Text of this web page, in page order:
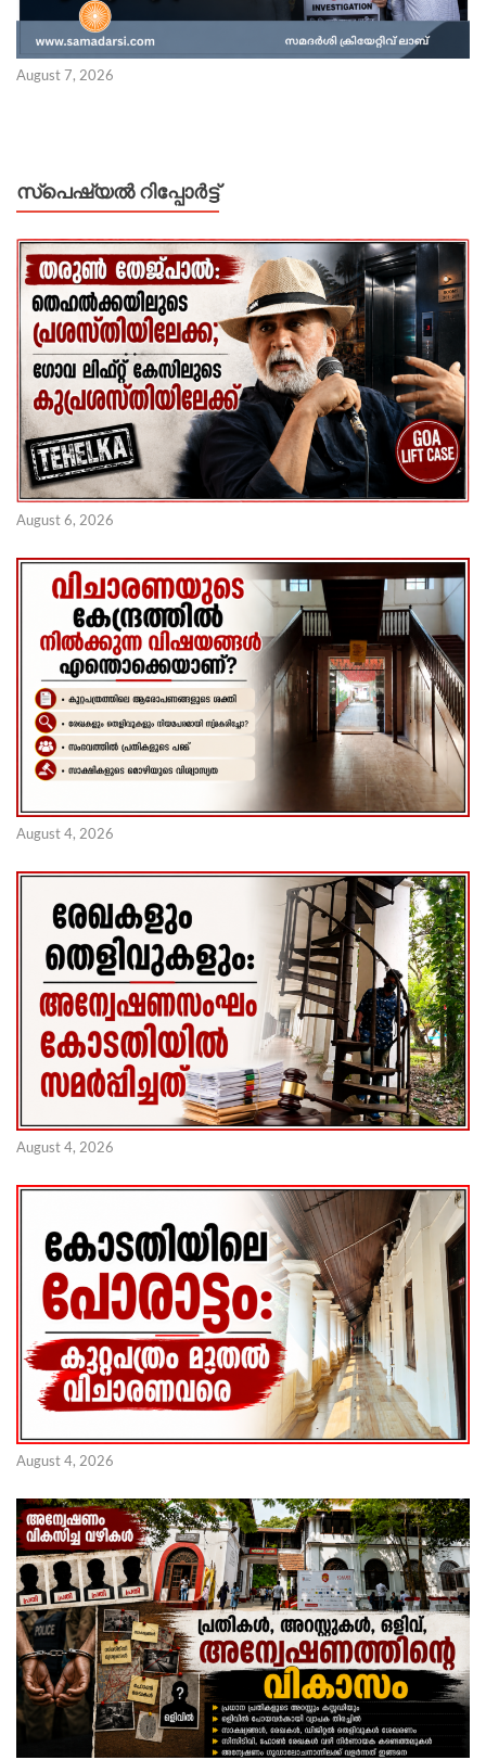
August 7, 2026
സ്പെഷ്യൽ റിപ്പോര്‍ട്ട്
August 6, 2026
August 4, 2026
August 4, 2026
August 4, 2026